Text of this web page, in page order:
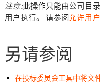
注意:此操作只能由公司目
用户执行。 请参阅 允许用
另请参阅
在投标委员会工具中将文